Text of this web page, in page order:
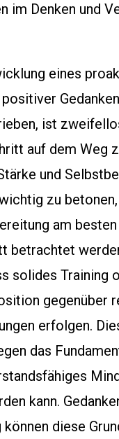
im Denken und
eines
ist
auf dem Weg
und
zu
am
betrachtet
solides Training
gegenüber
erfolgen.
das
kann.
diese